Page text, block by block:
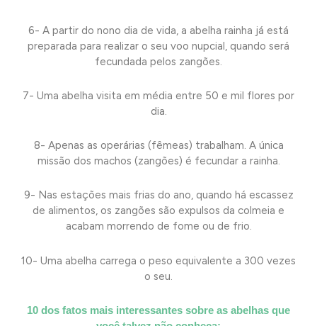
6- A partir do nono dia de vida, a abelha rainha já está
preparada para realizar o seu voo nupcial, quando será
fecundada pelos zangões.
7- Uma abelha visita em média entre 50 e mil flores por
dia.
8- Apenas as operárias (fêmeas) trabalham. A única
missão dos machos (zangões) é fecundar a rainha.
9- Nas estações mais frias do ano, quando há escassez
de alimentos, os zangões são expulsos da colmeia e
acabam morrendo de fome ou de frio.
10- Uma abelha carrega o peso equivalente a 300 vezes
o seu.
10 dos fatos mais interessantes sobre as abelhas que